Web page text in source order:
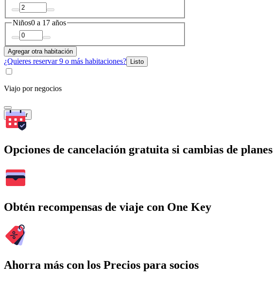
Niños0 a 17 años
Agregar otra habitación
¿Quieres reservar 9 o más habitaciones? Listo
Viajo por negocios
Buscar
Opciones de cancelación gratuita si cambias de planes
Obtén recompensas de viaje con One Key
Ahorra más con los Precios para socios